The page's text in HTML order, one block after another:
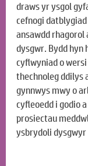
draws yr ysgol
cefnogi
ansawdd rhagorol
dysgwr. Bydd hyn
cyflwyniad o
thechnoleg ddilys
gynnwys mwy o
cyfleoedd i godio
prosiectau
ysbrydoli dysgwyr